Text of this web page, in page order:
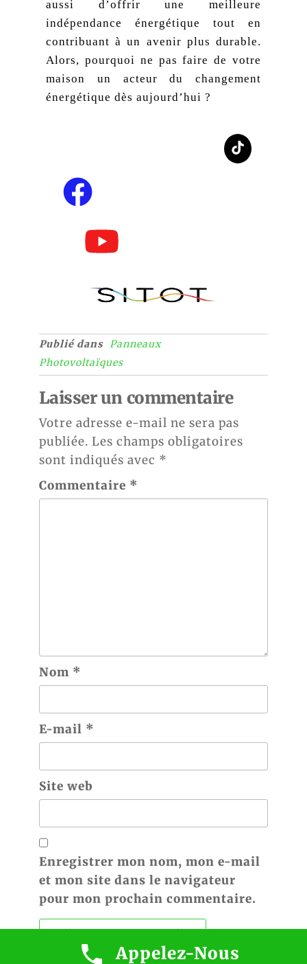
aussi d’offrir une meilleure
indépendance énergétique tout en
contribuant à un avenir plus durable.
Alors, pourquoi ne pas faire de votre
maison un acteur du changement
énergétique dès aujourd’hui ?
Publié dans Panneaux
Photovoltaïques
Laisser un commentaire
Votre adresse e-mail ne sera pas
publiée. Les champs obligatoires
sont indiqués avec *
Commentaire *
Nom *
E-mail *
Site web
Enregistrer mon nom, mon e-mail
et mon site dans le navigateur
pour mon prochain commentaire.
Appelez-Nous